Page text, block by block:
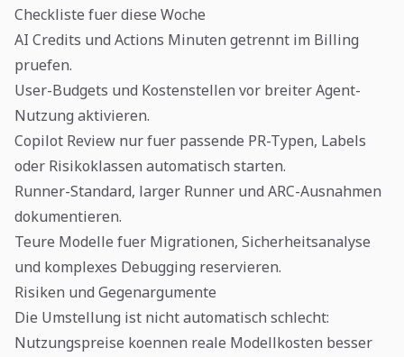
Checkliste fuer diese Woche
AI Credits und Actions Minuten getrennt im Billing
pruefen.
User-Budgets und Kostenstellen vor breiter Agent-
Nutzung aktivieren.
Copilot Review nur fuer passende PR-Typen, Labels
oder Risikoklassen automatisch starten.
Runner-Standard, larger Runner und ARC-Ausnahmen
dokumentieren.
Teure Modelle fuer Migrationen, Sicherheitsanalyse
und komplexes Debugging reservieren.
Risiken und Gegenargumente
Die Umstellung ist nicht automatisch schlecht:
Nutzungspreise koennen reale Modellkosten besser